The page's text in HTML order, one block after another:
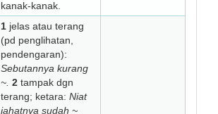
kanak-kanak.
1 jelas atau terang
(pd penglihatan,
pendengaran):
Sebutannya kurang
~. 2 tampak dgn
terang; ketara: Niat
jahatnya sudah ~